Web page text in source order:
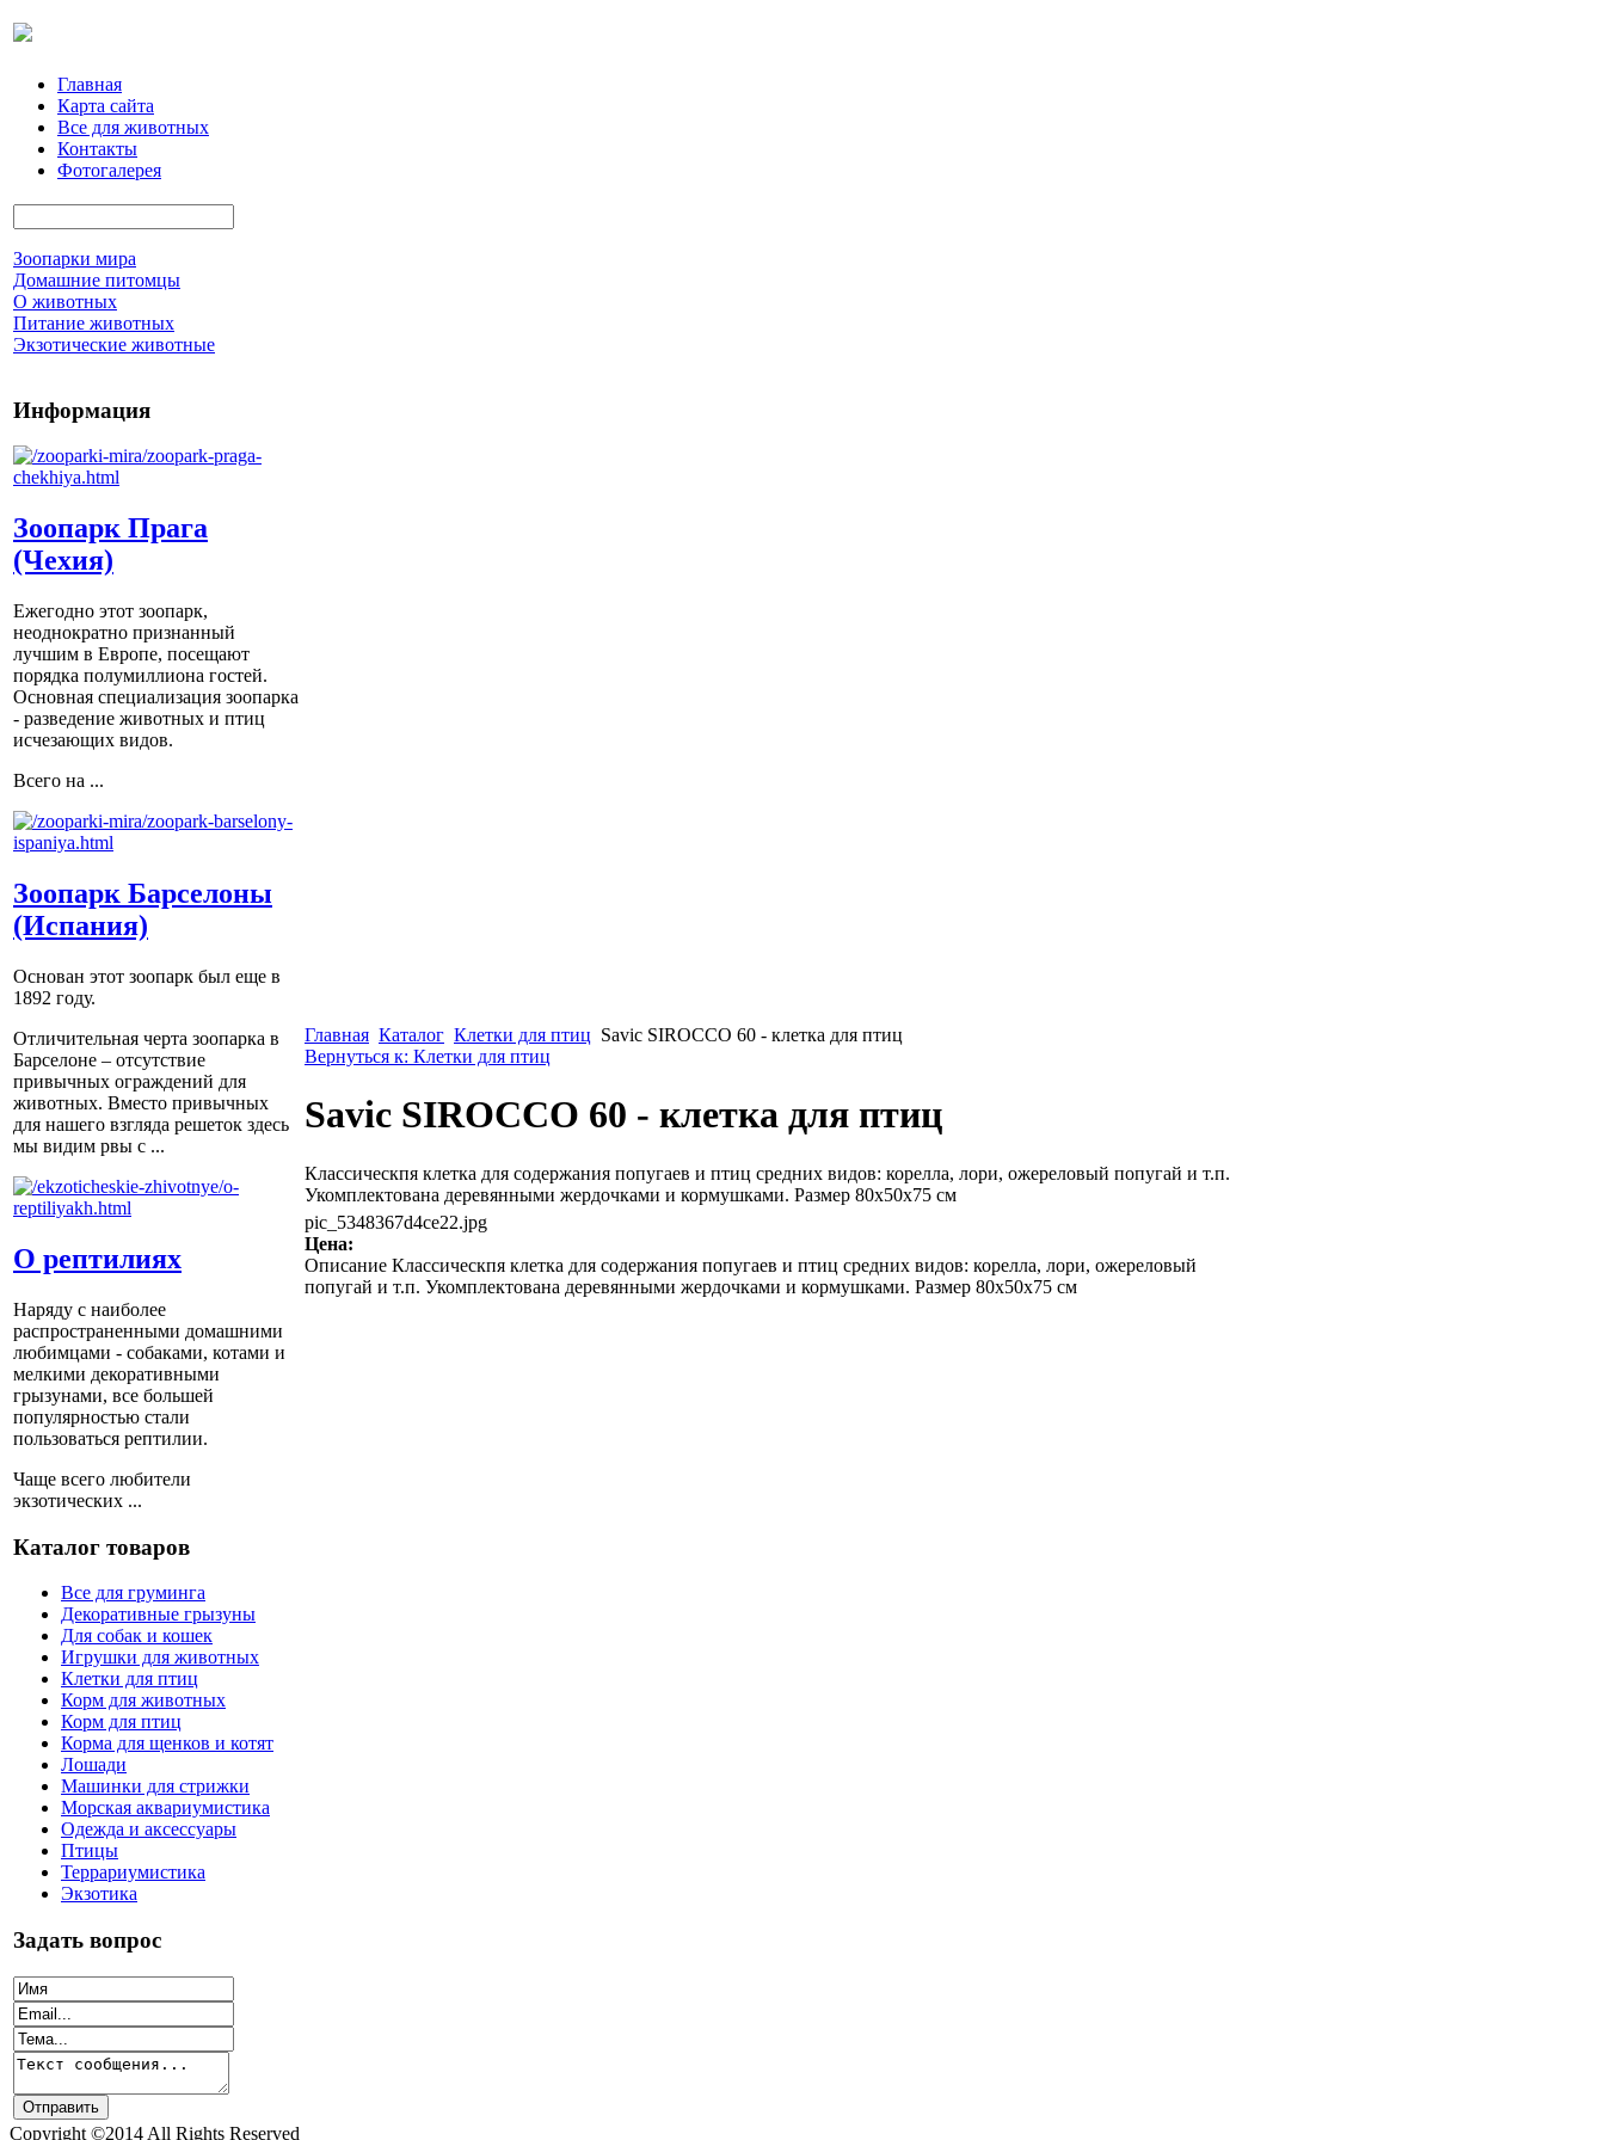
Главная
Карта сайта
Все для животных
Контакты
Фотогалерея
Зоопарки мира
Домашние питомцы
О животных
Питание животных
Экзотические животные
Информация
Зоопарк Прага
(Чехия)
Ежегодно этот зоопарк,
неоднократно признанный
лучшим в Европе, посещают
порядка полумиллиона гостей.
Основная специализация зоопарка
- разведение животных и птиц
исчезающих видов.
Всего на ...
Зоопарк Барселоны
(Испания)
Основан этот зоопарк был еще в
1892 году.
Отличительная черта зоопарка в
Барселоне – отсутствие
привычных ограждений для
животных. Вместо привычных
для нашего взгляда решеток здесь
мы видим рвы с ...
О рептилиях
Наряду с наиболее
распространенными домашними
любимцами - собаками, котами и
мелкими декоративными
грызунами, все большей
популярностью стали
пользоваться рептилии.
Чаще всего любители
экзотических ...
Каталог товаров
Все для груминга
Декоративные грызуны
Для собак и кошек
Игрушки для животных
Клетки для птиц
Корм для животных
Корм для птиц
Корма для щенков и котят
Лошади
Машинки для стрижки
Морская аквариумистика
Одежда и аксессуары
Птицы
Террариумистика
Экзотика
Задать вопрос
Главная Каталог Клетки для птиц Savic SIROCCO 60 - клетка для птиц
Вернуться к: Клетки для птиц
Savic SIROCCO 60 - клетка для птиц
Классическпя клетка для содержания попугаев и птиц средних видов: корелла, лори, ожереловый попугай и т.п.
Укомплектована деревянными жердочками и кормушками. Размер 80х50х75 см
pic_5348367d4ce22.jpg
Цена:
Описание Классическпя клетка для содержания попугаев и птиц средних видов: корелла, лори, ожереловый
попугай и т.п. Укомплектована деревянными жердочками и кормушками. Размер 80х50х75 см
Copyright ©2014 All Rights Reserved